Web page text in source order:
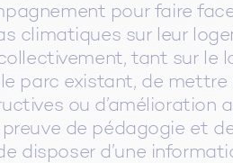
pour faire
climatiques sur leur
tant sur le
parc existant, de mettre
ou d’amélioration
de pédagogie et
disposer d’une